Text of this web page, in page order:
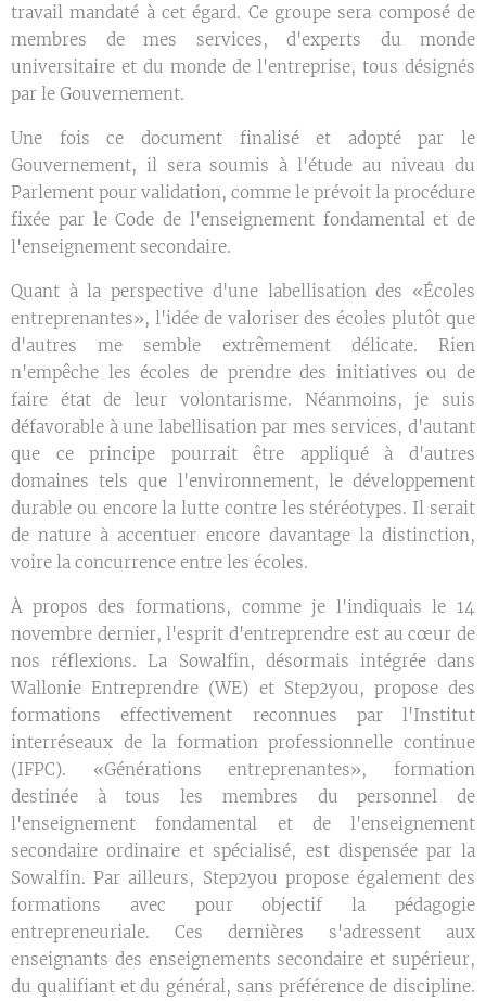
travail mandaté à cet égard. Ce groupe sera composé de
membres de mes services, d'experts du monde
universitaire et du monde de l'entreprise, tous désignés
par le Gouvernement.
Une fois ce document finalisé et adopté par le
Gouvernement, il sera soumis à l'étude au niveau du
Parlement pour validation, comme le prévoit la procédure
fixée par le Code de l'enseignement fondamental et de
l'enseignement secondaire.
Quant à la perspective d'une labellisation des «Écoles
entreprenantes», l'idée de valoriser des écoles plutôt que
d'autres me semble extrêmement délicate. Rien
n'empêche les écoles de prendre des initiatives ou de
faire état de leur volontarisme. Néanmoins, je suis
défavorable à une labellisation par mes services, d'autant
que ce principe pourrait être appliqué à d'autres
domaines tels que l'environnement, le développement
durable ou encore la lutte contre les stéréotypes. Il serait
de nature à accentuer encore davantage la distinction,
voire la concurrence entre les écoles.
À propos des formations, comme je l'indiquais le 14
novembre dernier, l'esprit d'entreprendre est au cœur de
nos réflexions. La Sowalfin, désormais intégrée dans
Wallonie Entreprendre (WE) et Step2you, propose des
formations effectivement reconnues par l'Institut
interréseaux de la formation professionnelle continue
(IFPC). «Générations entreprenantes», formation
destinée à tous les membres du personnel de
l'enseignement fondamental et de l'enseignement
secondaire ordinaire et spécialisé, est dispensée par la
Sowalfin. Par ailleurs, Step2you propose également des
formations avec pour objectif la pédagogie
entrepreneuriale. Ces dernières s'adressent aux
enseignants des enseignements secondaire et supérieur,
du qualifiant et du général, sans préférence de discipline.